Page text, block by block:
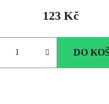
123 Kč
DO